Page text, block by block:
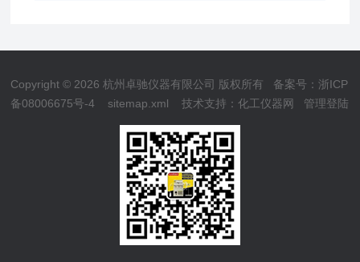
Copyright © 2026 杭州卓驰仪器有限公司 版权所有 备案号：浙ICP
备08006675号-4
sitemap.xml 技术支持：化工仪器网 管理登陆